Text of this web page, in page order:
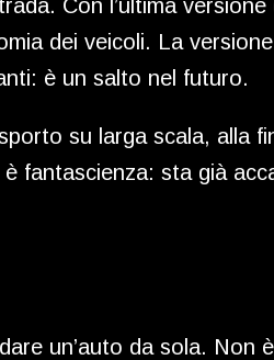
Con l’ultima versione
dei veicoli. La
è un salto nel futuro.
su larga scala, alla
fantascienza: sta già
un’auto da sola. Non